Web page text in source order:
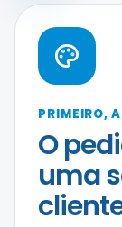
PRIMEIRO,
O
uma